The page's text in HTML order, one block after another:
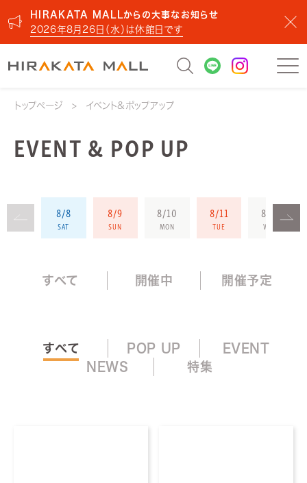
HIRAKATA MALLからの大事なお知らせ
2026年8月26日（水）は休館日です
トップページ イベント&ポップアップ
EVENT & POP UP
8/8
SAT
8/9
SUN
8/10
MON
8/11
TUE
8/12
WED
すべて 開催中 開催予定
すべて POP UP
EVENT
NEWS
特集